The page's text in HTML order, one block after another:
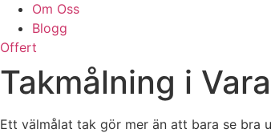
Om Oss
Blogg
Offert
Takmålning i
Ett välmålat tak gör mer än att bara se bra